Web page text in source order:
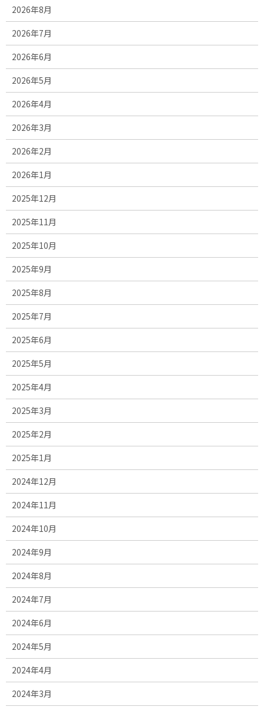
2026年8月
2026年7月
2026年6月
2026年5月
2026年4月
2026年3月
2026年2月
2026年1月
2025年12月
2025年11月
2025年10月
2025年9月
2025年8月
2025年7月
2025年6月
2025年5月
2025年4月
2025年3月
2025年2月
2025年1月
2024年12月
2024年11月
2024年10月
2024年9月
2024年8月
2024年7月
2024年6月
2024年5月
2024年4月
2024年3月